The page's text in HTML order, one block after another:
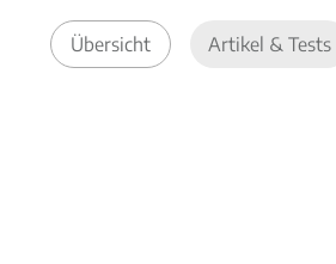
Übersicht Artikel & Tests